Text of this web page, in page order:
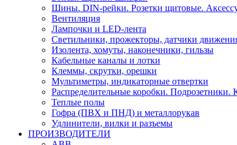
Шины. DIN-рейки. Розетки щитовые.
Вентиляция
Лампочки и LED-лента
Светильники, прожекторы, датчики
Изолента, хомуты, наконечники, гильзы
Кабельные каналы и лотки
Клеммы, скрутки, орешки
Мультиметры, индикаторные отвертки
Распределительные коробки.
Теплые полы
Гофра (ПВХ и ПНД) и металлорукав
Удлинители, вилки и разъемы
ПРОИЗВОДИТЕЛИ